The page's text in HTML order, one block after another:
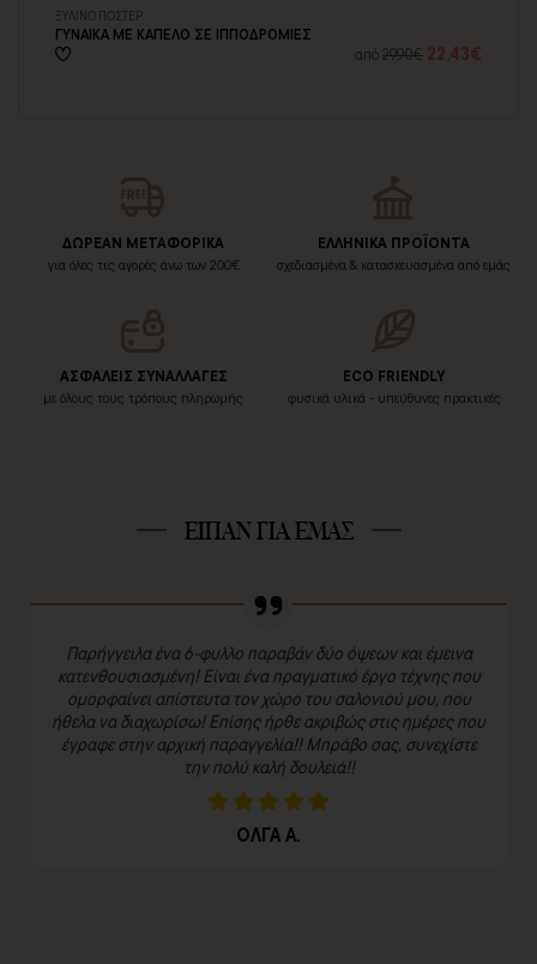
ΞΥΛΙΝΟ ΠΟΣΤΕΡ
ΓΥΝΑΙΚΑ ΜΕ ΚΑΠΕΛΟ ΣΕ ΙΠΠΟΔΡΟΜΙΕΣ
από29,90€ 22,43€
ΔΩΡΕΑΝ ΜΕΤΑΦΟΡΙΚΑ
για όλες τις αγορές άνω των 200€
ΕΛΛΗΝΙΚΑ ΠΡΟΪΟΝΤΑ
σχεδιασμένα & κατασκευασμένα από εμάς
ΑΣΦΑΛΕΙΣ ΣΥΝΑΛΛΑΓΕΣ
με όλους τους τρόπους πληρωμής
ECO FRIENDLY
φυσικά υλικά - υπεύθυνες πρακτικές
ΕΙΠΑΝ ΓΙΑ ΕΜΑΣ
Παρήγγειλα ένα 6-φυλλο παραβάν δύο όψεων και έμεινα
κατενθουσιασμένη! Είναι ένα πραγματικό έργο τέχνης που
ομορφαίνει απίστευτα τον χώρο του σαλονιού μου, που
ήθελα να διαχωρίσω! Επίσης ήρθε ακριβώς στις ημέρες που
έγραφε στην αρχική παραγγελία!! Μπράβο σας, συνεχίστε
την πολύ καλή δουλειά!!
ΟΛΓΑ Α.